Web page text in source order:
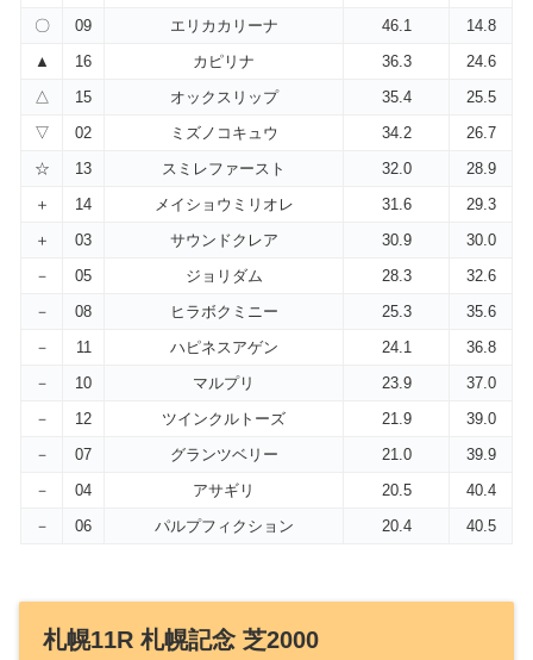
〇
09 エリカカリーナ 46.1
14.8
▲
16 カピリナ 36.3
24.6
△
15 オックスリップ 35.4
25.5
▽
02 ミズノコキュウ 34.2
26.7
☆
13 スミレファースト 32.0
28.9
＋
14 メイショウミリオレ 31.6
29.3
＋
03 サウンドクレア 30.9
30.0
－
05 ジョリダム 28.3
32.6
－
08 ヒラボクミニー 25.3
35.6
－
11 ハピネスアゲン 24.1
36.8
－
10 マルプリ 23.9
37.0
－
12 ツインクルトーズ 21.9
39.0
－
07 グランツベリー 21.0
39.9
－
04 アサギリ 20.5
40.4
－
06 パルプフィクション 20.4 40.5
札幌11R 札幌記念 芝2000